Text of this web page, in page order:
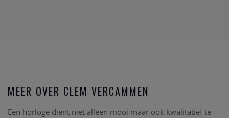
MEER OVER CLEM VERCAMMEN
Een horloge dient niet alleen mooi maar ook kwalitatief te